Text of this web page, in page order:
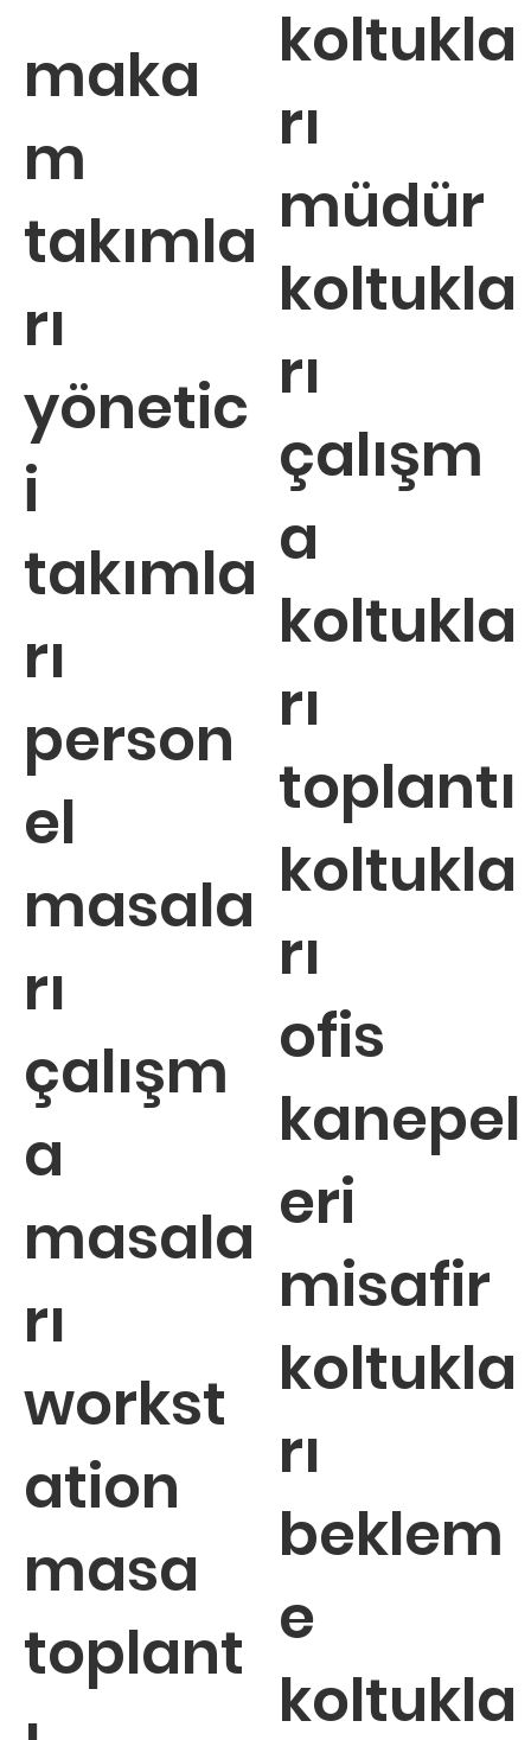
maka
m
takımla
rı
yönetic
i
takımla
rı
person
el
masala
rı
çalışm
a
masala
rı
workst
ation
masa
toplant
koltukla
rı
müdür
koltukla
rı
çalışm
a
koltukla
rı
toplantı
koltukla
rı
ofis
kanepel
eri
misafir
koltukla
rı
beklem
e
koltukla